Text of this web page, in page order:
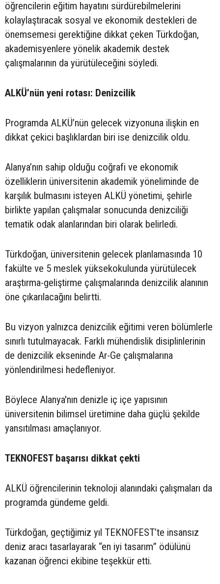
öğrencilerin eğitim hayatını sürdürebilmelerini
kolaylaştıracak sosyal ve ekonomik destekleri de
önemsemesi gerektiğine dikkat çeken Türkdoğan,
akademisyenlere yönelik akademik destek
çalışmalarının da yürütüleceğini söyledi.
ALKÜ’nün yeni rotası: Denizcilik
Programda ALKÜ’nün gelecek vizyonuna ilişkin en
dikkat çekici başlıklardan biri ise denizcilik oldu.
Alanya’nın sahip olduğu coğrafi ve ekonomik
özelliklerin üniversitenin akademik yöneliminde de
karşılık bulmasını isteyen ALKÜ yönetimi, şehirle
birlikte yapılan çalışmalar sonucunda denizciliği
tematik odak alanlarından biri olarak belirledi.
Türkdoğan, üniversitenin gelecek planlamasında 10
fakülte ve 5 meslek yüksekokulunda yürütülecek
araştırma-geliştirme çalışmalarında denizcilik alanının
öne çıkarılacağını belirtti.
Bu vizyon yalnızca denizcilik eğitimi veren bölümlerle
sınırlı tutulmayacak. Farklı mühendislik disiplinlerinin
de denizcilik ekseninde Ar-Ge çalışmalarına
yönlendirilmesi hedefleniyor.
Böylece Alanya'nın denizle iç içe yapısının
üniversitenin bilimsel üretimine daha güçlü şekilde
yansıtılması amaçlanıyor.
TEKNOFEST başarısı dikkat çekti
ALKÜ öğrencilerinin teknoloji alanındaki çalışmaları da
programda gündeme geldi.
Türkdoğan, geçtiğimiz yıl TEKNOFEST’te insansız
deniz aracı tasarlayarak “en iyi tasarım” ödülünü
kazanan öğrenci ekibine teşekkür etti.